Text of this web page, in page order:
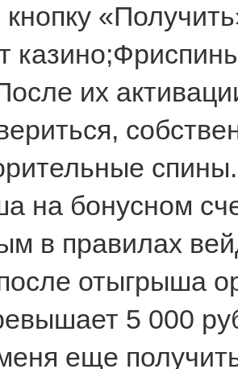
кнопку
их
на бонусном
в правилах
отыгрыша
5 000
еще